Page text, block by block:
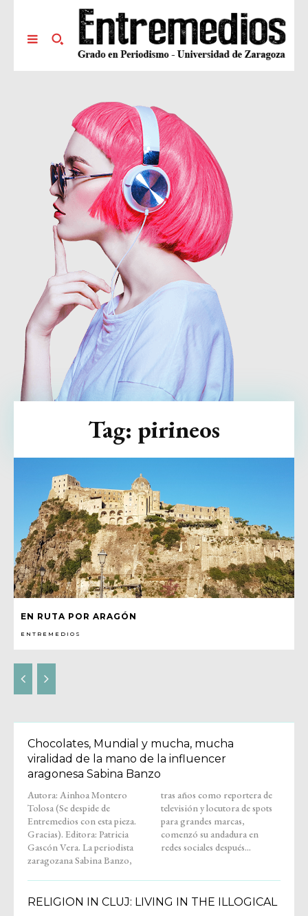
EN RUTA POR ARAGÓN
ENTREMEDIOS
Tag: pirineos
Chocolates, Mundial y mucha, mucha
viralidad de la mano de la influencer
aragonesa Sabina Banzo
Autora: Ainhoa Montero
Tolosa (Se despide de
Entremedios con esta pieza.
Gracias). Editora: Patricia
Gascón Vera. La periodista
zaragozana Sabina Banzo,
tras años como reportera de
televisión y locutora de spots
para grandes marcas,
comenzó su andadura en
redes sociales después...
RELIGION IN CLUJ: LIVING IN THE ILLOGICAL